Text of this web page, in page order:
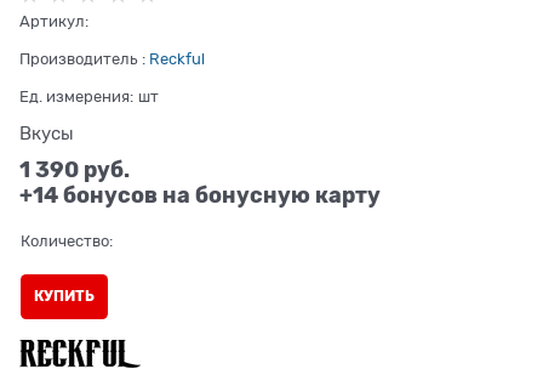
Артикул:
Производитель : Reckful
Ед. измерения: шт
Вкусы
1 390 руб.
+14 бонусов на бонусную карту
Количество:
КУПИТЬ